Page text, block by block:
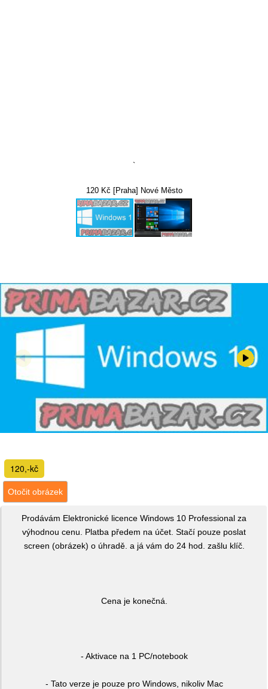
`
120 Kč [Praha] Nové Město
120,-kč
Otočit obrázek
Prodávám Elektronické licence Windows 10 Professional za
výhodnou cenu. Platba předem na účet. Stačí pouze poslat
screen (obrázek) o úhradě. a já vám do 24 hod. zašlu klíč.
Cena je konečná.
- Aktivace na 1 PC/notebook
- Tato verze je pouze pro Windows, nikoliv Mac